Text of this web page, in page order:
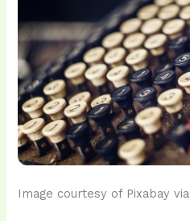
Image courtesy of Pixabay via